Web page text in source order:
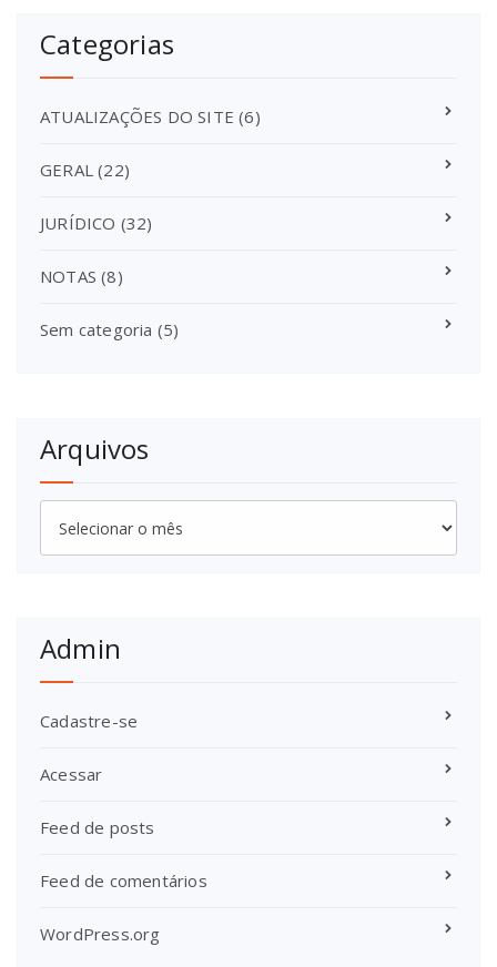
Categorias
ATUALIZAÇÕES DO SITE (6)
GERAL (22)
JURÍDICO (32)
NOTAS (8)
Sem categoria (5)
Arquivos
Admin
Cadastre-se
Acessar
Feed de posts
Feed de comentários
WordPress.org